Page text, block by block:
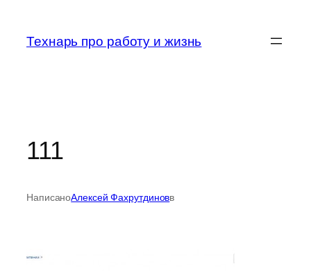
содержимому
Технарь про работу и жизнь
111
НаписаноАлексей Фахрутдиновв